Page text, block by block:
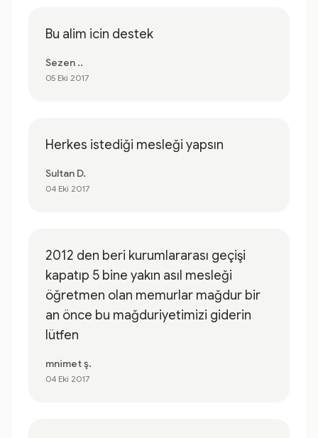
Bu alim icin destek
Sezen ..
05 Eki 2017
Herkes istediği mesleği yapsın
Sultan D.
04 Eki 2017
2012 den beri kurumlararası geçişi
kapatıp 5 bine yakın asıl mesleği
öğretmen olan memurlar mağdur bir
an önce bu mağduriyetimizi giderin
lütfen
mnimet ş.
04 Eki 2017